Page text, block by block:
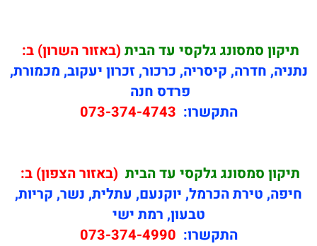
תיקון סמסונג גלקסי עד הבית (באזור השרון) ב:
נתניה, חדרה, קיסריה, כרכור, זכרון יעקוב, מכמורת,
פרדס חנה
התקשרו: 073-374-4743
תיקון סמסונג גלקסי עד הבית (באזור הצפון) ב:
חיפה, טירת הכרמל, יוקנעם, עתלית, נשר, קריות,
טבעון, רמת ישי
התקשרו: 073-374-4990